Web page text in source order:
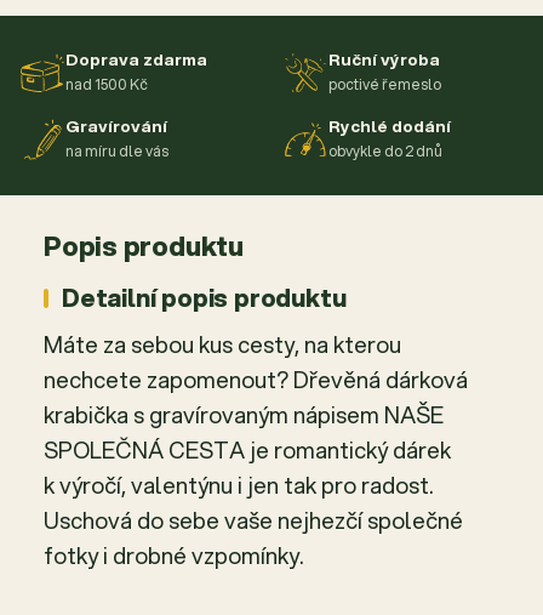
Doprava zdarma
nad 1500 Kč
Ruční výroba
poctivé řemeslo
Gravírování
na míru dle vás
Rychlé dodání
obvykle do 2 dnů
Popis produktu
Detailní popis produktu
Máte za sebou kus cesty, na kterou
nechcete zapomenout? Dřevěná dárková
krabička s gravírovaným nápisem NAŠE
SPOLEČNÁ CESTA je romantický dárek
k výročí, valentýnu i jen tak pro radost.
Uschová do sebe vaše nejhezčí společné
fotky i drobné vzpomínky.